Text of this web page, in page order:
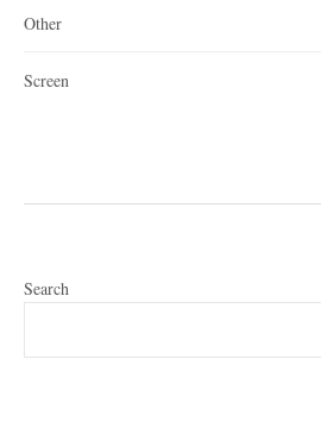
Other
Screen
Search